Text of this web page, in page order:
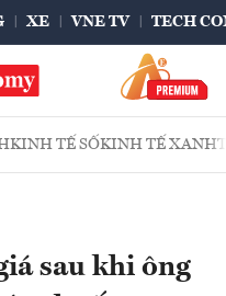
XE VNE TV TECH
KINH TẾ SỐKINH TẾ XANH
sau khi ông